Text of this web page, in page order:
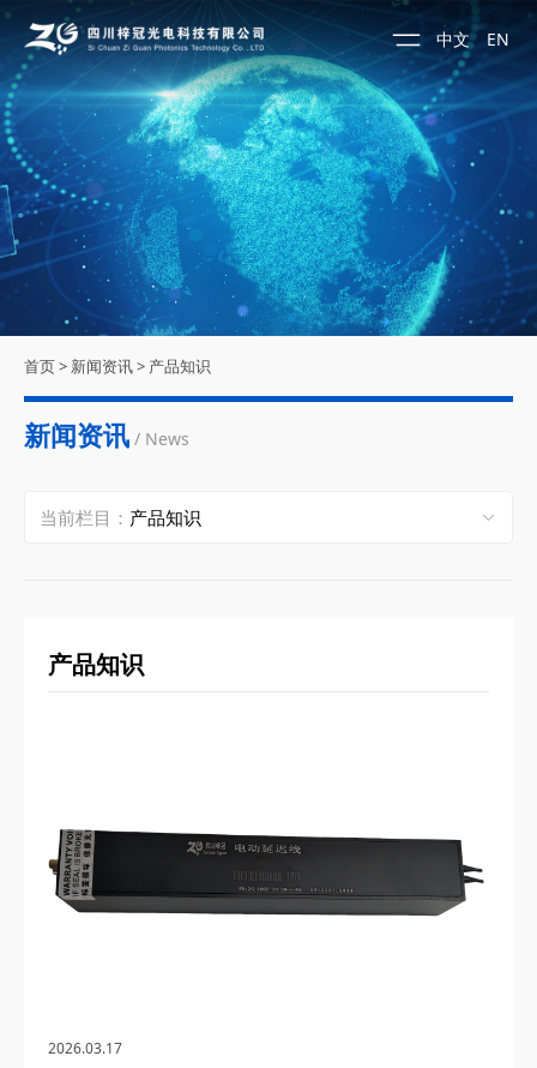
中文 EN
首页> 新闻资讯> 产品知识
新闻资讯 / News
当前栏目：
产品知识
2026.03.17